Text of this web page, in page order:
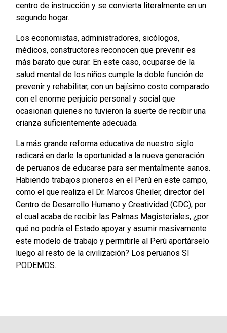
centro de instrucción y se convierta literalmente en un
segundo hogar.
Los economistas, administradores, sicólogos,
médicos, constructores reconocen que prevenir es
más barato que curar. En este caso, ocuparse de la
salud mental de los niños cumple la doble función de
prevenir y rehabilitar, con un bajísimo costo comparado
con el enorme perjuicio personal y social que
ocasionan quienes no tuvieron la suerte de recibir una
crianza suficientemente adecuada.
La más grande reforma educativa de nuestro siglo
radicará en darle la oportunidad a la nueva generación
de peruanos de educarse para ser mentalmente sanos.
Habiendo trabajos pioneros en el Perú en este campo,
como el que realiza el Dr. Marcos Gheiler, director del
Centro de Desarrollo Humano y Creatividad (CDC), por
el cual acaba de recibir las Palmas Magisteriales, ¿por
qué no podría el Estado apoyar y asumir masivamente
este modelo de trabajo y permitirle al Perú aportárselo
luego al resto de la civilización? Los peruanos SI
PODEMOS.